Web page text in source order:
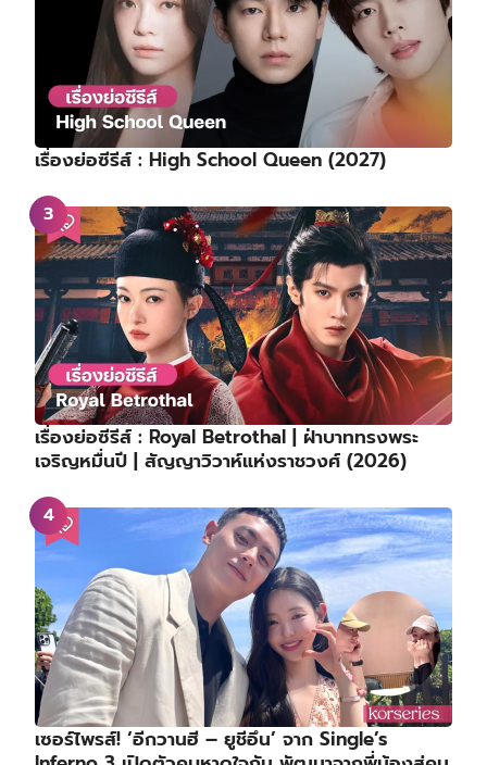
เรื่องย่อซีรีส์ : High School Queen (2027)
เรื่องย่อซีรีส์ : Royal Betrothal | ฝ่าบาททรงพระ
เจริญหมื่นปี | สัญญาวิวาห์แห่งราชวงศ์ (2026)
เซอร์ไพรส์! ‘อีกวานฮี – ยูชีอึน’ จาก Single’s